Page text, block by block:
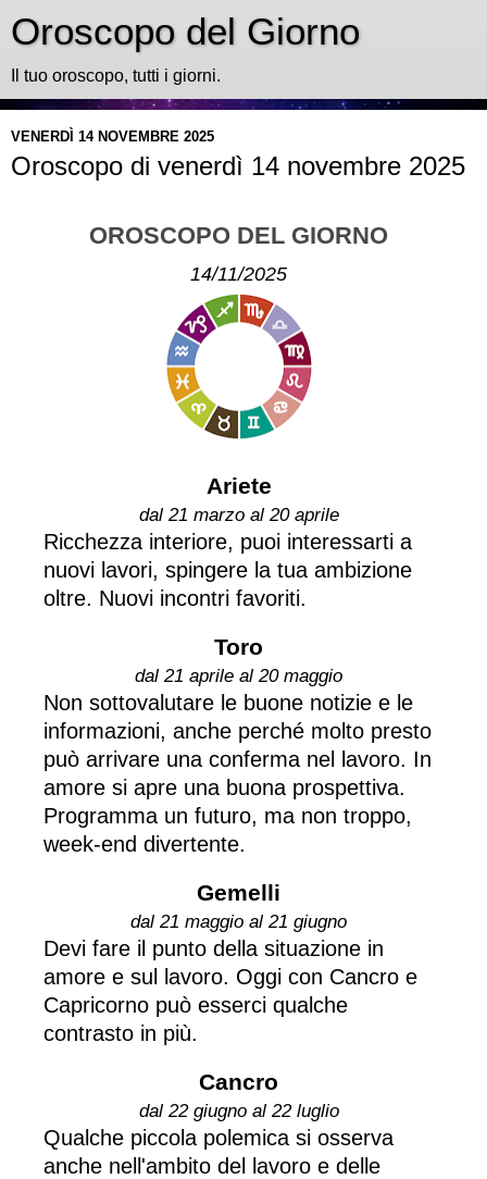
Oroscopo del Giorno
Il tuo oroscopo, tutti i giorni.
VENERDÌ 14 NOVEMBRE 2025
Oroscopo di venerdì 14 novembre 2025
OROSCOPO DEL GIORNO
14/11/2025
Ariete
dal 21 marzo al 20 aprile
Ricchezza interiore, puoi interessarti a
nuovi lavori, spingere la tua ambizione
oltre. Nuovi incontri favoriti.
Toro
dal 21 aprile al 20 maggio
Non sottovalutare le buone notizie e le
informazioni, anche perché molto presto
può arrivare una conferma nel lavoro. In
amore si apre una buona prospettiva.
Programma un futuro, ma non troppo,
week-end divertente.
Gemelli
dal 21 maggio al 21 giugno
Devi fare il punto della situazione in
amore e sul lavoro. Oggi con Cancro e
Capricorno può esserci qualche
contrasto in più.
Cancro
dal 22 giugno al 22 luglio
Qualche piccola polemica si osserva
anche nell'ambito del lavoro e delle